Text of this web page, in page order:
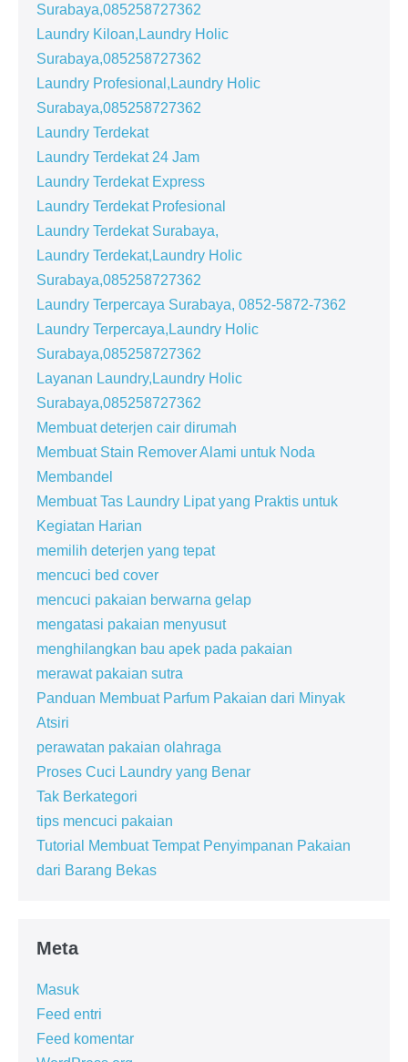
Surabaya,085258727362
Laundry Kiloan,Laundry Holic
Surabaya,085258727362
Laundry Profesional,Laundry Holic
Surabaya,085258727362
Laundry Terdekat
Laundry Terdekat 24 Jam
Laundry Terdekat Express
Laundry Terdekat Profesional
Laundry Terdekat Surabaya,
Laundry Terdekat,Laundry Holic
Surabaya,085258727362
Laundry Terpercaya Surabaya, 0852-5872-7362
Laundry Terpercaya,Laundry Holic
Surabaya,085258727362
Layanan Laundry,Laundry Holic
Surabaya,085258727362
Membuat deterjen cair dirumah
Membuat Stain Remover Alami untuk Noda
Membandel
Membuat Tas Laundry Lipat yang Praktis untuk
Kegiatan Harian
memilih deterjen yang tepat
mencuci bed cover
mencuci pakaian berwarna gelap
mengatasi pakaian menyusut
menghilangkan bau apek pada pakaian
merawat pakaian sutra
Panduan Membuat Parfum Pakaian dari Minyak
Atsiri
perawatan pakaian olahraga
Proses Cuci Laundry yang Benar
Tak Berkategori
tips mencuci pakaian
Tutorial Membuat Tempat Penyimpanan Pakaian
dari Barang Bekas
Meta
Masuk
Feed entri
Feed komentar